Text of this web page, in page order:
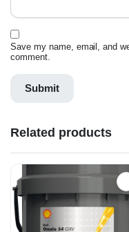
Save my name, email, and
comment.
Related products